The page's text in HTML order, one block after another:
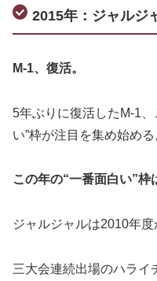
2015年：ジャルジ
M-1、復活。
5年ぶりに復活したM-1
い”枠が注目を集め始める
この年の“一番面白い”
ジャルジャルは2010年度
三大会連続出場のハライ